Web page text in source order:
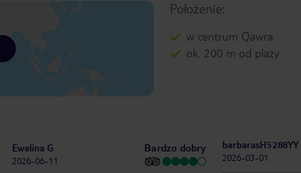
Położenie:
w centrum Qawra
ok. 200 m od plaży
Ewelina G
2026-06-11
Bardzo dobry
barbarasH5288YY
2026-03-01